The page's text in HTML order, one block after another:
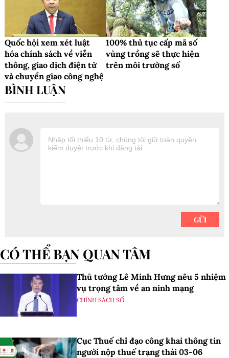
Quốc hội xem xét luật
hóa chính sách về viễn
thông, giao dịch điện tử
và chuyển giao công nghệ
100% thủ tục cấp mã số
vùng trồng sẽ thực hiện
trên môi trường số
CÓ THỂ BẠN QUAN TÂM
Thủ tướng Lê Minh Hưng nêu 5 nhiệm
vụ trọng tâm về an ninh mạng
CHÍNH SÁCH SỐ
Cục Thuế chỉ đạo công khai thông tin
người nộp thuế trạng thái 03-06